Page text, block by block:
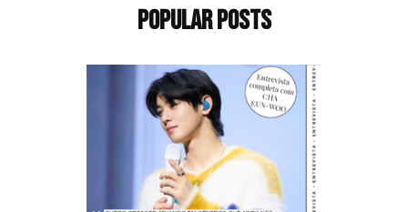
Popular Posts